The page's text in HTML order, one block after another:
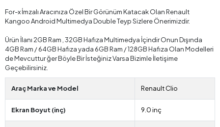
For-x İmzalı Aracınıza Özel Bir Görünüm Katacak Olan Renault
Kangoo Android Multimedya Double Teyp Sizlere Önerimizdir.
Ürün İlanı 2GB Ram , 32GB Hafıza Multimedya İçindir Onun Dışında
4GB Ram / 64GB Hafıza yada 6GB Ram / 128GB Hafıza Olan Modelleri
de Mevcuttur ğer Böyle Bir İsteğiniz Varsa Bizimle İletişime
Geçebilirsiniz.
Araç Marka ve Model Renault Clio
Ekran Boyut (inç) 9.0 inç